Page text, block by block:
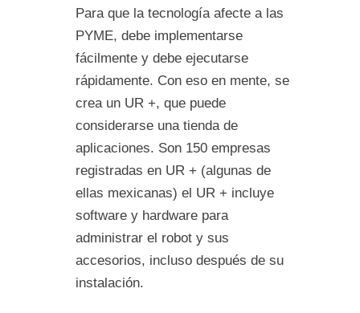
Para que la tecnología afecte a las
PYME, debe implementarse
fácilmente y debe ejecutarse
rápidamente. Con eso en mente, se
crea un UR +, que puede
considerarse una tienda de
aplicaciones. Son 150 empresas
registradas en UR + (algunas de
ellas mexicanas) el UR + incluye
software y hardware para
administrar el robot y sus
accesorios, incluso después de su
instalación.